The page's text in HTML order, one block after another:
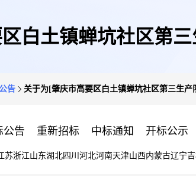
白土镇蝉坑社区第
告 关于为[肇庆市高要区白土镇蝉坑社区第三生
公告 重新招标 中标通知 开标公示
苏浙江山东湖北四川 河北河南天津山西内蒙古辽宁